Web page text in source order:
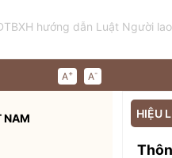
hướng dẫn Luật Người
A+ A-
NAM
HIỆU